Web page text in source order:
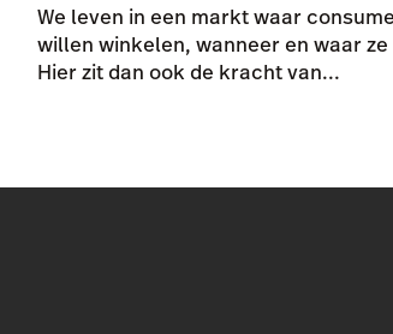
We leven in een markt waar
willen winkelen, wanneer en waar ze
Hier zit dan ook de kracht van...